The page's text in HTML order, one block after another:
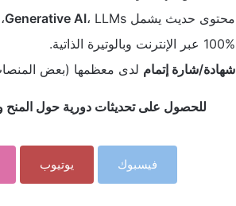
محتوى حديث يشمل
Generative AI، LLMs، وTinyML.
100% عبر الإنترنت وبالوتيرة الذاتية.
شهادة/شارة إتمام لدى معظمها (بعض
للحصول على تحديثات دورية حول المنح
فيسبوك يوتيوب